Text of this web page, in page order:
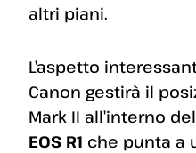
altri piani.
L’aspetto
Canon gestirà il
Mark II all’interno
EOS R1 che punta a